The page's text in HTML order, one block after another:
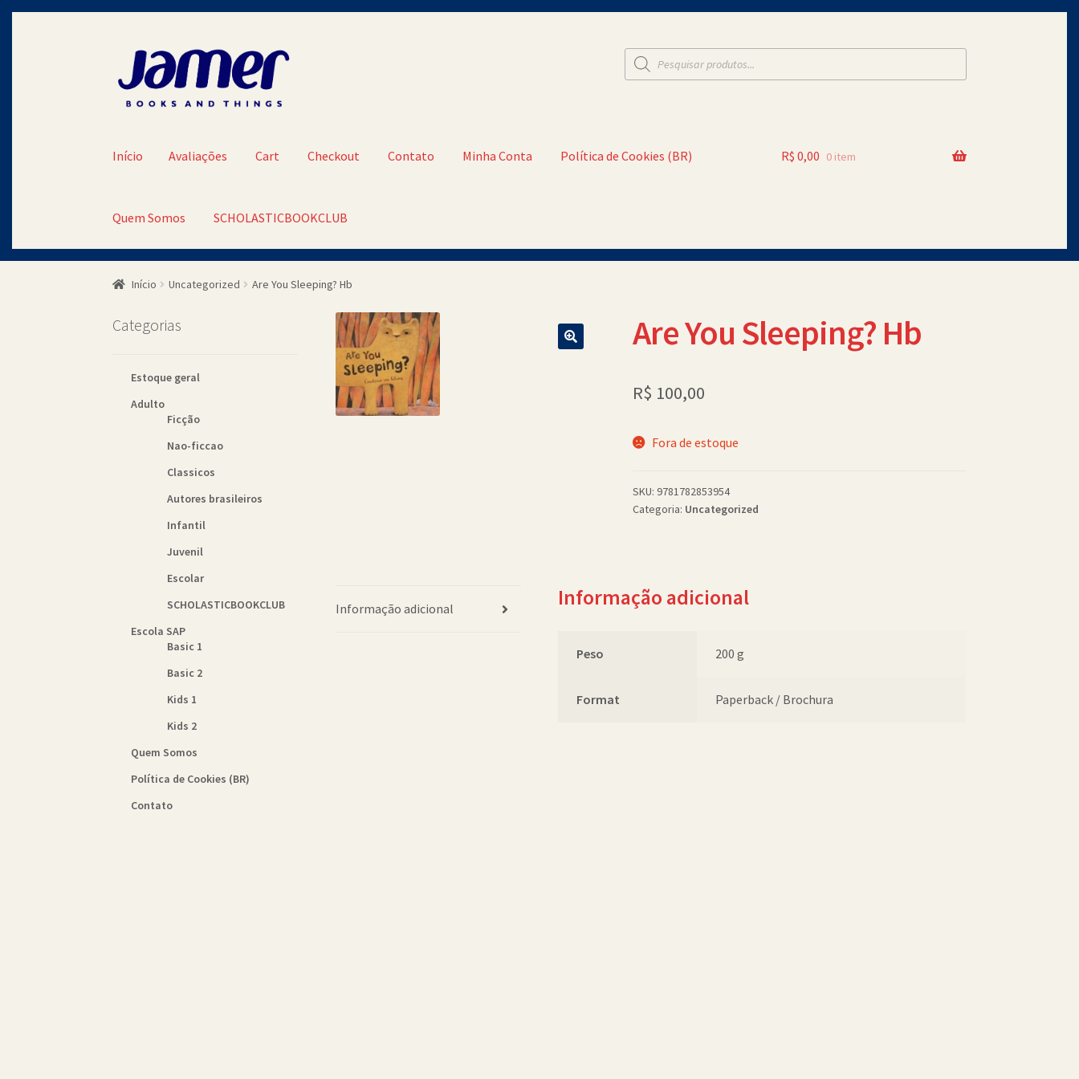
Pular
para
navegação
Pular
para
Pesquisar
produtos
Início Avaliações Cart Checkout Contato Minha Conta Política de Cookies (BR)
Quem Somos SCHOLASTICBOOKCLUB
R$ 0,00 0 item
Início Uncategorized Are You Sleeping? Hb
Are You Sleeping? Hb
R$ 100,00
Fora de estoque
SKU: 9781782853954
Categoria: Uncategorized
Informação adicional Informação adicional
Peso 200 g
Format Paperback / Brochura
Categorias
Estoque geral
Adulto
Ficção
Nao-ficcao
Classicos
Autores brasileiros
Infantil
Juvenil
Escolar
SCHOLASTICBOOKCLUB
Escola SAP
Basic 1
Basic 2
Kids 1
Kids 2
Quem Somos
Política de Cookies (BR)
Contato